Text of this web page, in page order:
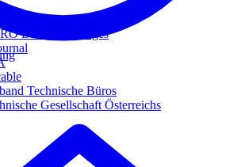
Daten Serviceges
Technische Büros
Gesellschaft Österreichs